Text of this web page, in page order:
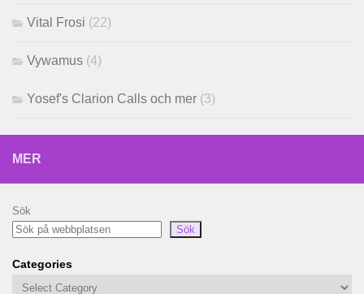
Vital Frosi (22)
Vywamus (4)
Yosef's Clarion Calls och mer (3)
MER
Sök
Sök
Categories